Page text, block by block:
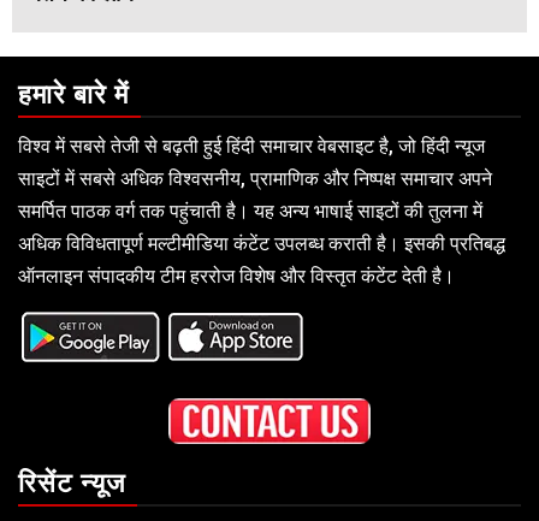
हमारे बारे में
विश्व में सबसे तेजी से बढ़ती हुई हिंदी समाचार वेबसाइट है, जो हिंदी न्यूज
साइटों में सबसे अधिक विश्वसनीय, प्रामाणिक और निष्पक्ष समाचार अपने
समर्पित पाठक वर्ग तक पहुंचाती है। यह अन्य भाषाई साइटों की तुलना में
अधिक विविधतापूर्ण मल्टीमीडिया कंटेंट उपलब्ध कराती है। इसकी प्रतिबद्ध
ऑनलाइन संपादकीय टीम हररोज विशेष और विस्तृत कंटेंट देती है।
रिसेंट न्यूज